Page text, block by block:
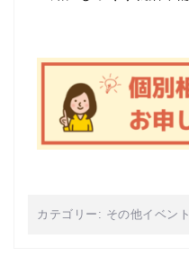
カテゴリー: その他イベント